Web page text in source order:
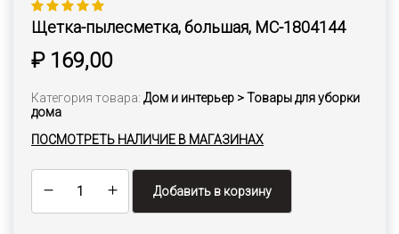
Щетка-пылесметка, большая, MC-1804144
₽ 169,00
Категория товара: Дом и интерьер > Товары для уборки
дома
ПОСМОТРЕТЬ НАЛИЧИЕ В МАГАЗИНАХ
Добавить в корзину